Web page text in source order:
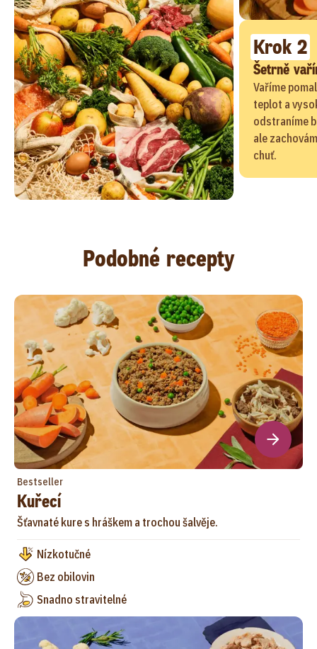
Krok 2
Šetrně
Vaříme
teplot a
odstraníme
ale
chuť.
Podobné recepty
Bestseller
Kuřecí
Šťavnaté kure s hráškem a trochou šalvěje.
Nízkotučné
Bez obilovin
Snadno stravitelné